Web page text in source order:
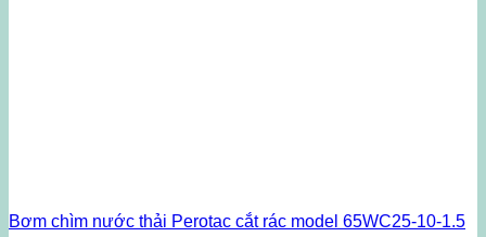
Bơm chìm nước thải Perotac cắt rác model 65WC25-10-1.5